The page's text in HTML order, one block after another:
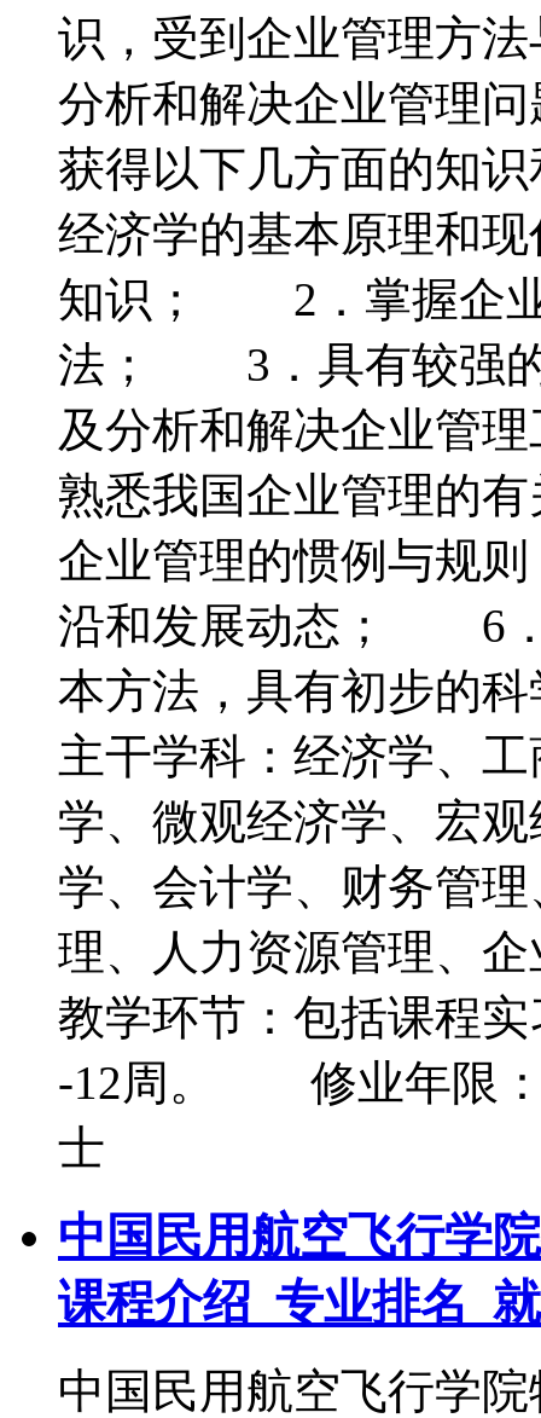
识，受到企业管理方
分析和解决企业管理
获得以下几方面的知
经济学的基本原理和
知识； 2．掌握企业
法； 3．具有较强的
及分析和解决企业管
熟悉我国企业管理的
企业管理的惯例与规
沿和发展动态； 6．
本方法，具有初步
主干学科：经济学、
学、微观经济学、宏
学、会计学、财务管
理、人力资源管理、
教学环节：包括课程
-12周。 修业年限
士
中国民用航空飞行学
课程介绍_专业排名_
中国民用航空飞行学